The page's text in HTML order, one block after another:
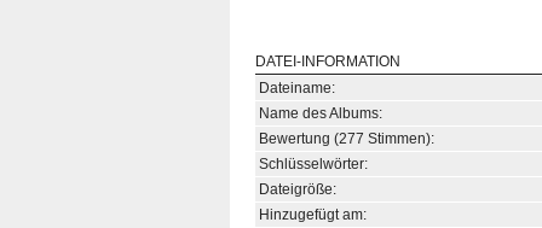
DATEI-INFORMATION
Dateiname:
Name des Albums:
Bewertung (277 Stimmen):
Schlüsselwörter:
Dateigröße:
Hinzugefügt am: